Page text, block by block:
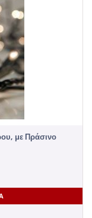
με Πράσινο